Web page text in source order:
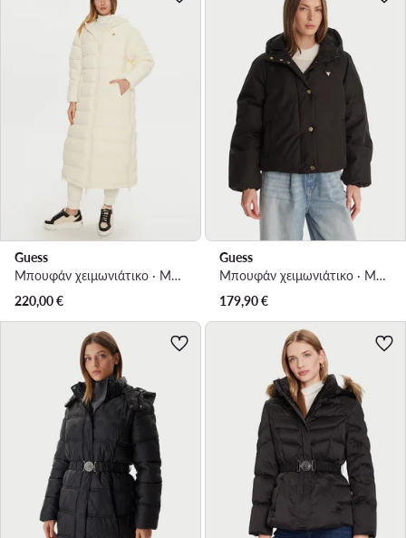
Guess
Μπουφάν χειμωνιάτικο · Μπεζ
220,00€
Guess
Μπουφάν χειμωνιάτικο · Μαύρο
179,90€